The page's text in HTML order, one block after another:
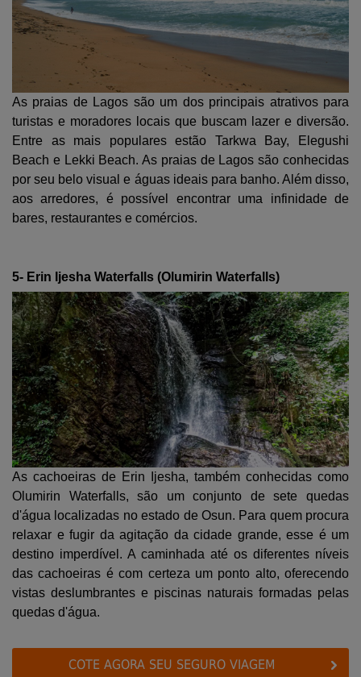
As praias de Lagos são um dos principais atrativos para
turistas e moradores locais que buscam lazer e diversão.
Entre as mais populares estão Tarkwa Bay, Elegushi
Beach e Lekki Beach. As praias de Lagos são conhecidas
por seu belo visual e águas ideais para banho. Além disso,
aos arredores, é possível encontrar uma infinidade de
bares, restaurantes e comércios.
5- Erin Ijesha Waterfalls (Olumirin Waterfalls)
As cachoeiras de Erin Ijesha, também conhecidas como
Olumirin Waterfalls, são um conjunto de sete quedas
d'água localizadas no estado de Osun. Para quem procura
relaxar e fugir da agitação da cidade grande, esse é um
destino imperdível. A caminhada até os diferentes níveis
das cachoeiras é com certeza um ponto alto, oferecendo
vistas deslumbrantes e piscinas naturais formadas pelas
quedas d'água.
COTE AGORA SEU SEGURO VIAGEM